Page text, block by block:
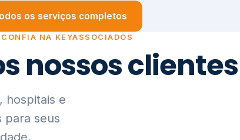
os serviços completos
NA KEYASSOCIADOS
nossos clientes
hospitais e
para seus